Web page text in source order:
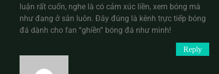
luận rất cuốn, nghe là có cảm xúc liền, xem bóng mà
như đang ở sân luôn. Đây đúng là kênh trực tiếp bóng
đá dành cho fan “ghiền” bóng đá như mình!
Reply